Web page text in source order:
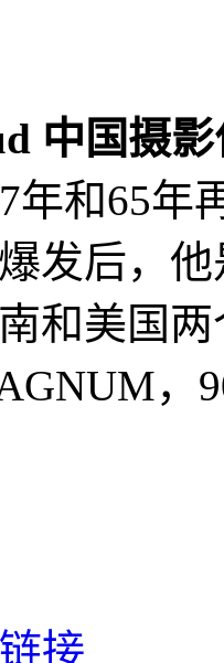
中国摄
年和65年
发后，
和美国
，
接